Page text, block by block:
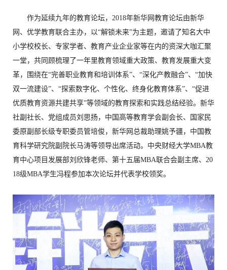
作为延续九年的教育论坛，2018年新华网教育论坛由新华
网、优学教育联合主办，以“解锁未来”为主题，邀请了知名大中
小学校校长、专家学者、教育产业企业家等在内的资深大咖汇聚
一堂，共同顾梳理了一年里教育领域重大政策、教育发展重大变
革，围绕在“完善职业教育和培训体系”、“深化产教融合”、“加快
双一流建设”、“探索数字化、个性化、终身化教育体系”、“促进
优质教育资源共建共享”等领域的教育探索和实践总结经验。新华
社副社长、党组成员刘思扬，中国高等教育学会副会长、国家民
委原副部长级专职委员管培俊，新华网总裁助理姚予疆，中国教
育科学研究院副院长马涛等领导出席活动。中央财经大学MBA教
育中心项目发展部刘欣锋老师、第十五届MBA联合会副主席、20
18级MBA学生冯程参加本次论坛并代表学校领奖。